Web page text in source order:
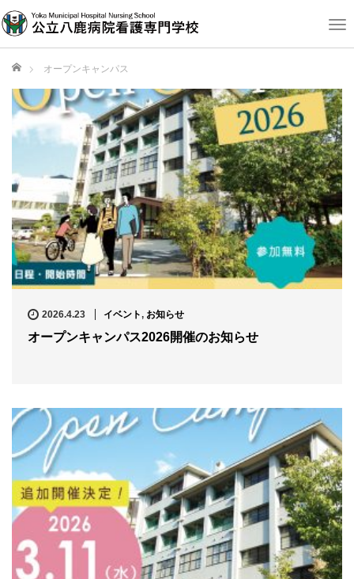
T
l
e
n
a
v
i
g
a
t
i
o
n
ホーム オープンキャンパス
2026.4.23 イベント, お知らせ
オープンキャンパス2026開催のお知らせ